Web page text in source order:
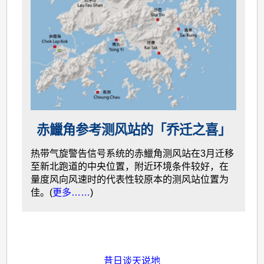
赤鱲角参考测风站的「乔迁之喜」
热带气旋警告信号系统的赤鱲角测风站在3月迁移
至新北跑道的中央位置，附近环境条件较好，在
量度风向风速时的代表性较原本的测风站位置为
佳。(更多……)
昔日谈天说地